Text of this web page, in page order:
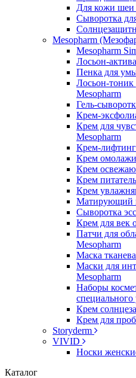
Для кожи шеи
Сыворотка
Mesopharm
Mesopharm
Лосьон-
Пенка для
Лосьон-
Mesopharm
Гель-
Крем-
Крем для
Mesopharm
Крем-
Крем
Крем
Крем
Крем
Матирующий
Сыворотка
Крем для век
Патчи для
Mesopharm
Маска
Маски для
Mesopharm
Наборы
специального
Крем
Крем для
Storyderm
VIVID
Носки
Каталог